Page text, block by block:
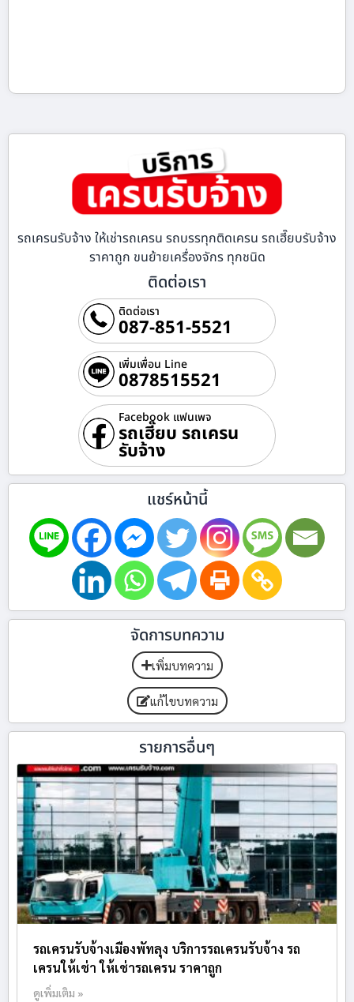
รถเครนรับจ้าง ให้เช่ารถเครน รถบรรทุกติดเครน รถเฮี๊ยบรับจ้าง
ราคาถูก ขนย้ายเครื่องจักร ทุกชนิด
ติดต่อเรา
ติดต่อเรา
087-851-5521
เพิ่มเพื่อน Line
0878515521
Facebook แฟนเพจ
รถเฮี๊ยบ รถเครน
รับจ้าง
แชร์หน้านี้
จัดการบทความ
เพิ่มบทความ
แก้ไขบทความ
รายการอื่นๆ
รถเครนรับจ้างเมืองพัทลุง บริการรถเครนรับจ้าง รถ
เครนให้เช่า ให้เช่ารถเครน ราคาถูก
ดูเพิ่มเติม »